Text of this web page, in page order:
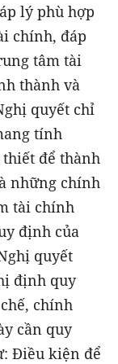
lý phù hợp
chính, đáp
tâm tài
thành và
quyết chỉ
tính
để thành
những chính
tài chính
định của
quyết
định quy
chính
cần quy
Điều kiện để